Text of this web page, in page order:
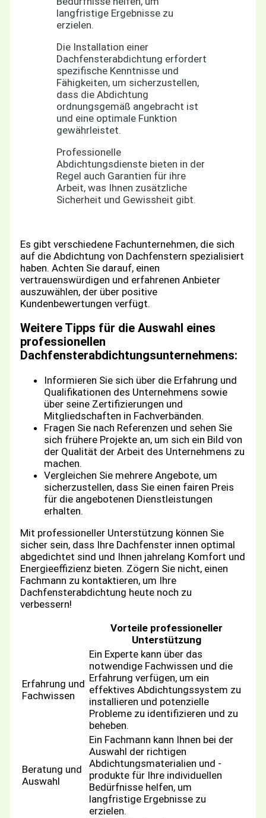
langfristige Ergebnisse zu
erzielen.
Die Installation einer
Dachfensterabdichtung erfordert
spezifische Kenntnisse und
Fähigkeiten, um sicherzustellen,
dass die Abdichtung
ordnungsgemäß angebracht ist
und eine optimale Funktion
gewährleistet.
Professionelle
Abdichtungsdienste bieten in der
Regel auch Garantien für ihre
Arbeit, was Ihnen zusätzliche
Sicherheit und Gewissheit gibt.
Es gibt verschiedene Fachunternehmen, die sich
auf die Abdichtung von Dachfenstern spezialisiert
haben. Achten Sie darauf, einen
vertrauenswürdigen und erfahrenen Anbieter
auszuwählen, der über positive
Kundenbewertungen verfügt.
Weitere Tipps für die Auswahl eines
professionellen
Dachfensterabdichtungsunternehmens:
Informieren Sie sich über die Erfahrung und
Qualifikationen des Unternehmens sowie
über seine Zertifizierungen und
Mitgliedschaften in Fachverbänden.
Fragen Sie nach Referenzen und sehen Sie
sich frühere Projekte an, um sich ein Bild von
der Qualität der Arbeit des Unternehmens zu
machen.
Vergleichen Sie mehrere Angebote, um
sicherzustellen, dass Sie einen fairen Preis
für die angebotenen Dienstleistungen
erhalten.
Mit professioneller Unterstützung können Sie
sicher sein, dass Ihre Dachfenster innen optimal
abgedichtet sind und Ihnen jahrelang Komfort und
Energieeffizienz bieten. Zögern Sie nicht, einen
Fachmann zu kontaktieren, um Ihre
Dachfensterabdichtung heute noch zu
verbessern!
Vorteile professioneller
Unterstützung
Erfahrung und
Fachwissen
Ein Experte kann über das
notwendige Fachwissen und die
Erfahrung verfügen, um ein
effektives Abdichtungssystem zu
installieren und potenzielle
Probleme zu identifizieren und zu
beheben.
Beratung und
Auswahl
Ein Fachmann kann Ihnen bei der
Auswahl der richtigen
Abdichtungsmaterialien und -
produkte für Ihre individuellen
Bedürfnisse helfen, um
langfristige Ergebnisse zu
erzielen.